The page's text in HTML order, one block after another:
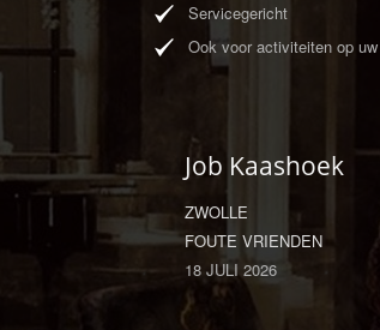
Servicegericht
Ook voor activiteiten op
Job Kaashoek
ZWOLLE
FOUTE VRIENDEN
18 JULI 2026